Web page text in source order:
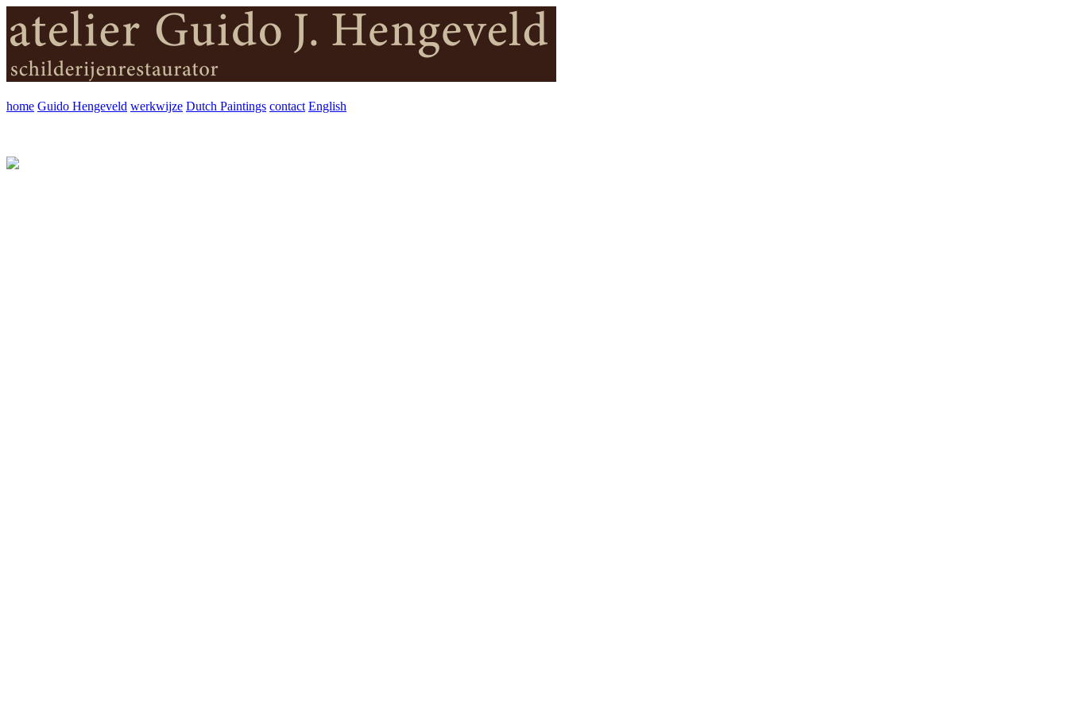
home Guido Hengeveld werkwijze Dutch Paintings contact English